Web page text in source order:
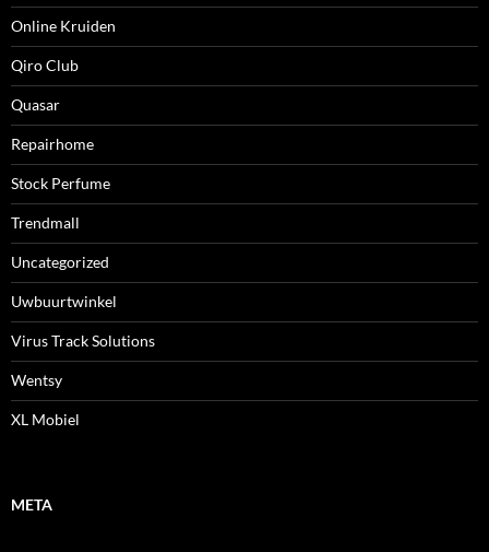
Online Kruiden
Qiro Club
Quasar
Repairhome
Stock Perfume
Trendmall
Uncategorized
Uwbuurtwinkel
Virus Track Solutions
Wentsy
XL Mobiel
META